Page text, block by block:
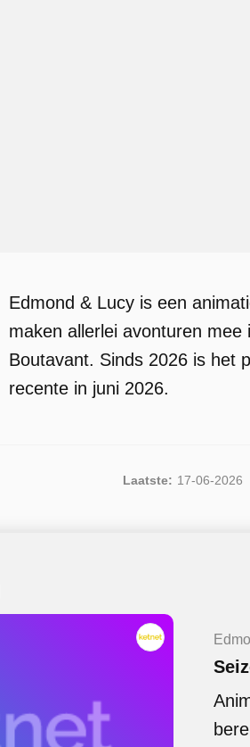
Edmond & Lucy is een
maken allerlei avonturen
Boutavant. Sinds 2026 is het
recente in juni 2026.
Laatste: 17-06-2026